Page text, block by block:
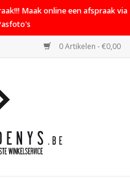
Maak online een afspraak via
0 Artikelen - €0,00